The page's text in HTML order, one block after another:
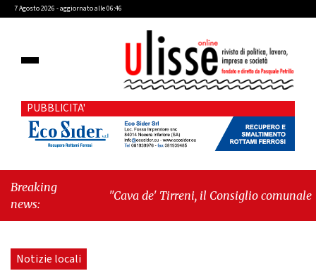
7 Agosto 2026 - aggiornato alle 06:46
PUBBLICITA'
Breaking
news:
"Cava de' Tirreni, il Consiglio comunale
Mare, giornata storica: la ceramica ammessa
alla fase europea per l’IGP"
Notizie locali